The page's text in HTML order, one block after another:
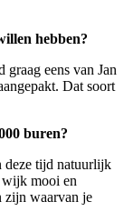
hebben?
eens van Jan
Dat soort
buren?
deze tijd natuurlijk
wijk mooi en
zijn waarvan je